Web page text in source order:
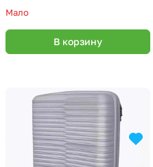
Мало
В корзину